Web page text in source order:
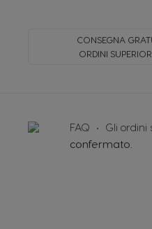
CONSEGNA
ORDINI
FAQ Gli ordini
confermato.